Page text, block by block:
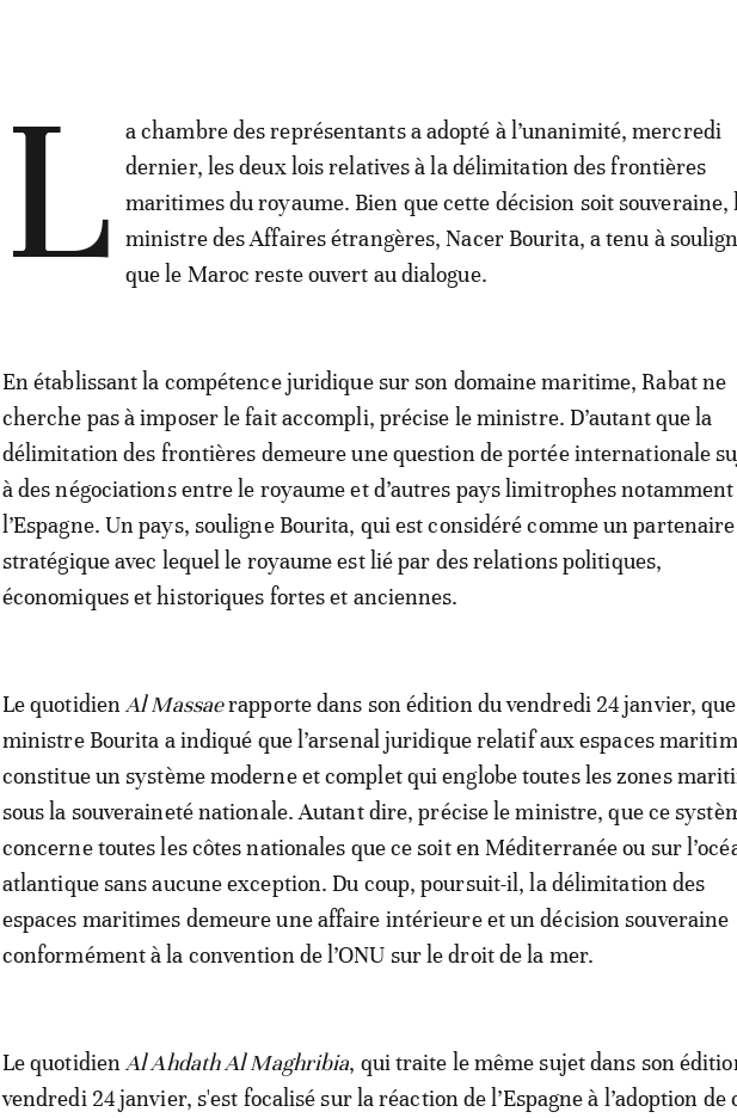
L
a chambre des représentants a adopté à l’unanimité, mercredi
dernier, les deux lois relatives à la délimitation des frontières
maritimes du royaume. Bien que cette décision soit souveraine,
ministre des Affaires étrangères, Nacer Bourita, a tenu à
que le Maroc reste ouvert au dialogue.
En établissant la compétence juridique sur son domaine maritime, Rabat ne
cherche pas à imposer le fait accompli, précise le ministre. D’autant que la
délimitation des frontières demeure une question de portée internationale
à des négociations entre le royaume et d’autres pays limitrophes notamment
l’Espagne. Un pays, souligne Bourita, qui est considéré comme un partenaire
stratégique avec lequel le royaume est lié par des relations politiques,
économiques et historiques fortes et anciennes.
Le quotidienAl Massaerapporte dans son édition du vendredi 24 janvier,
ministre Bourita a indiqué que l’arsenal juridique relatif aux espaces
constitue un système moderne et complet qui englobe toutes les zones
sous la souveraineté nationale. Autant dire, précise le ministre, que ce
concerne toutes les côtes nationales que ce soit en Méditerranée ou sur
atlantique sans aucune exception. Du coup, poursuit-il, la délimitation des
espaces maritimes demeure une affaire intérieure et un décision souveraine
conformément à la convention de l’ONU sur le droit de la mer.
Le quotidienAl Ahdath Al Maghribia, qui traite le même sujet dans son
vendredi 24 janvier, s'est focalisé sur la réaction de l’Espagne à l’adoption de